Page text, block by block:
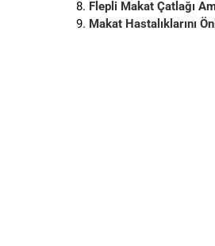
Flepli Makat Çatlağı
Makat Hastalıklarını